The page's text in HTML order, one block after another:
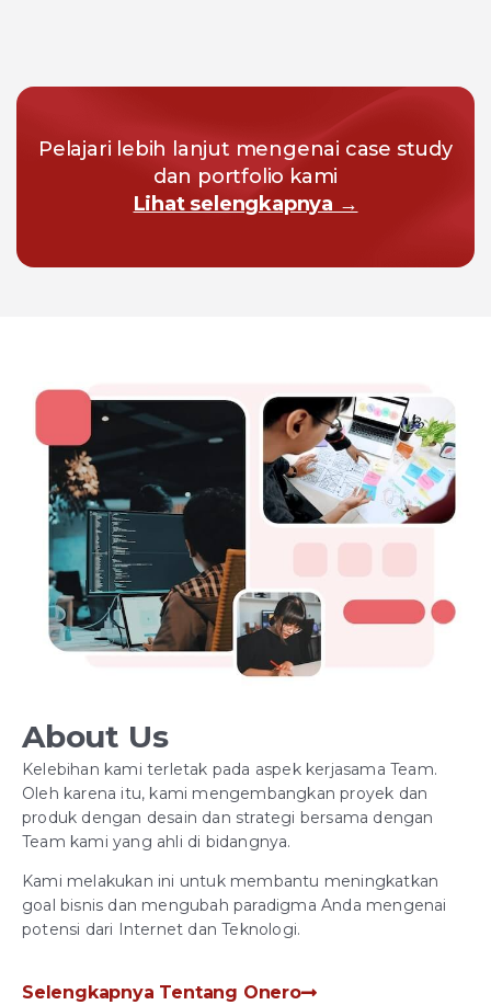
Pelajari lebih lanjut mengenai case study
dan portfolio kami
Lihat selengkapnya →
About Us
Kelebihan kami terletak pada aspek kerjasama Team.
Oleh karena itu, kami mengembangkan proyek dan
produk dengan desain dan strategi bersama dengan
Team kami yang ahli di bidangnya.
Kami melakukan ini untuk membantu meningkatkan
goal bisnis dan mengubah paradigma Anda mengenai
potensi dari Internet dan Teknologi.
Selengkapnya Tentang Onero